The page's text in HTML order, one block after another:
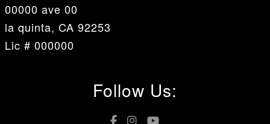
00000 ave 00
la quinta, CA 92253
Lic # 000000
Follow Us: